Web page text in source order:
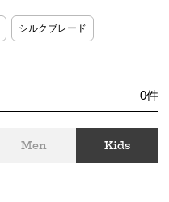
シルクブレード
0件
Men Kids